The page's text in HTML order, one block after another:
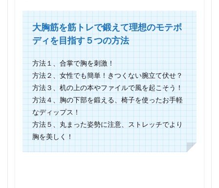
大胸筋を筋トレで鍛えて理想のモテボ
ディを目指す５つの方法
方法１、合掌で胸を刺激！
方法２、女性でも簡単！きつくない腕立て伏せ？
方法３、机の上の本やファイルで風を起こそう！
方法４、胸の下部を鍛える、椅子を使ったお手軽
なディップス！
方法５、丸まった姿勢に注意、ストレッチでより
胸を美しく！